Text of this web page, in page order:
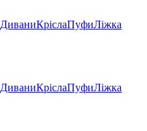
ДиваниКріслаПуфиЛіжка
ДиваниКріслаПуфиЛіжка